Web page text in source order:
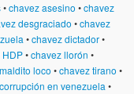
•chavez asesino •chavez
desgraciado •chavez
•chavez dictador•
HDP•chavez llorón •
loco •chavez tirano •
corrupción en venezuela •